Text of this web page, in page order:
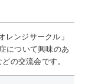
ンジサークル」
について興味のあ
の交流会です。